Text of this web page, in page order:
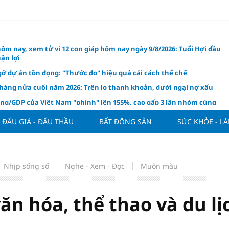
nay, xem tử vi 12 con giáp hôm nay ngày 9/8/2026: Tuổi Hợi đầu
lợi
dự án tồn đọng: "Thước đo" hiệu quả cải cách thể chế
nửa cuối năm 2026: Trên lo thanh khoản, dưới ngại nợ xấu
GDP của Việt Nam "phình" lên 155%, cao gấp 3 lần nhóm cùng
Đấu giá 58.965 m² đất và nhà xưởng tại xã Tân Hồng
hôm nay 8/8: Vàng thế giới "nhảy vọt"
phiếu IPO có được phân bổ dòng vốn mới từ nâng hạng thị trường?
của nước chanh gừng
tiền gửi Kho bạc Nhà nước: Không chỉ 4 ngân hàng được lợi
ĐẤU GIÁ - ĐẤU THẦU BẤT ĐỘNG SẢN SỨC KHỎE -
Nhịp sống số Nghe - Xem - Đọc Muôn màu
hóa, thể thao và du